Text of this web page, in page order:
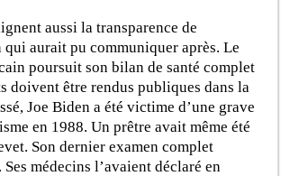
aussi la transparence de
aurait pu communiquer après. Le
poursuit son bilan de santé complet
doivent être rendus publiques dans la
Joe Biden a été victime d’une grave
en 1988. Un prêtre avait même été
Son dernier examen complet
médecins l’avaient déclaré en